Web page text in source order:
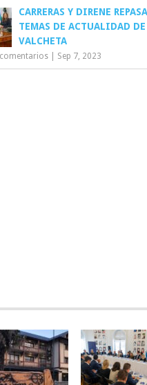
CARRERAS Y DIRENE
TEMAS DE ACTUALIDAD DE
VALCHETA
Sep 7, 2023